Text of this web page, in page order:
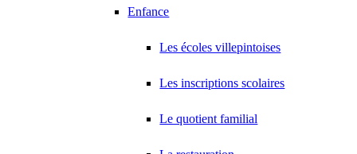
Enfance
Les écoles villepintoises
Les inscriptions scolaires
Le quotient familial